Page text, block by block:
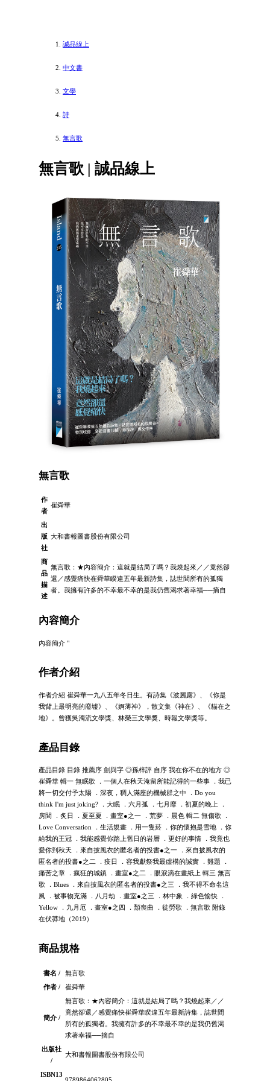
誠品線上
中文書
文學
詩
無言歌
無言歌 | 誠品線上
無言歌
作
者
崔舜華
出
版
社
大和書報圖書股份有限公司
商
品
描
述
無言歌：★內容簡介：這就是結局了嗎？我燒起來／／竟然卻
還／感覺痛快崔舜華睽違五年最新詩集，誌世間所有的孤獨
者。我擁有許多的不幸最不幸的是我仍舊渴求著幸福──摘自
內容簡介
內容簡介 "
作者介紹
作者介紹 崔舜華一九八五年冬日生。有詩集《波麗露》、《你是
我背上最明亮的廢墟》、《婀薄神》，散文集《神在》、《貓在之
地》。曾獲吳濁流文學獎、林榮三文學獎、時報文學獎等。
產品目錄
產品目錄 目錄 推薦序 劍與字 ◎孫梓評 自序 我在你不在的地方 ◎
崔舜華 輯一 無眠歌 ．一個人在秋天淹留所能記得的一些事 ．我已
將一切交付予太陽 ．深夜，稠人滿座的機械群之中 ．Do you
think I'm just joking? ．大眠 ．六月孤 ．七月靡 ．初夏的晚上 ．
房間 ．炙日 ．夏至夏 ．畫室●之一 ．荒夢 ．晨色 輯二 無傷歌 ．
Love Conversation ．生活規畫 ．用一隻菸 ．你的懷抱是雪地 ．你
給我的王冠 ．我能感覺你踏上舊日的岩層 ．更好的事情 ．我竟也
愛你到秋天 ．來自披風衣的匿名者的投書●之一 ．來自披風衣的
匿名者的投書●之二 ．疫日 ．容我獻祭我最虛構的誠實 ．難題 ．
痛苦之章 ．瘋狂的城鎮 ．畫室●之二 ．眼淚滴在畫紙上 輯三 無言
歌 ．Blues ．來自披風衣的匿名者的投書●之三 ．我不得不命名這
風 ．被事物充滿 ．八月劫 ．畫室●之三 ．林中象 ．綠色愉快 ．
Yellow ．九月厄 ．畫室●之四 ．頹喪曲 ．徒勞歌 ．無言歌 附錄
在伏莽地（2019）
商品規格
書名 /
無言歌
作者 /
崔舜華
簡介 /
無言歌：★內容簡介：這就是結局了嗎？我燒起來／／
竟然卻還／感覺痛快崔舜華睽違五年最新詩集，誌世間
所有的孤獨者。我擁有許多的不幸最不幸的是我仍舊渴
求著幸福──摘自
出版社
/
大和書報圖書股份有限公司
ISBN13
9789864062805